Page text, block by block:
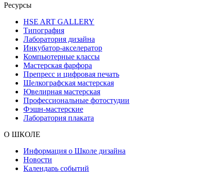
Ресурсы
HSE ART GALLERY
Типография
Лаборатория дизайна
Инкубатор-акселератор
Компьютерные классы
Мастерская фарфора
Препресс и цифровая печать
Шелкографская мастерская
Ювелирная мастерская
Профессиональные фотостудии
Фэшн-мастерские
Лаборатория плаката
О ШКОЛЕ
Информация о Школе дизайна
Новости
Календарь событий